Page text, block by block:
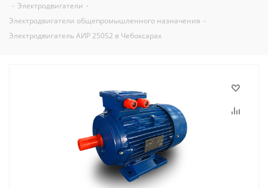
- Электродвигатели -
Электродвигатели общепромышленного назначения -
Электродвигатель АИР 250S2 в Чебоксарах